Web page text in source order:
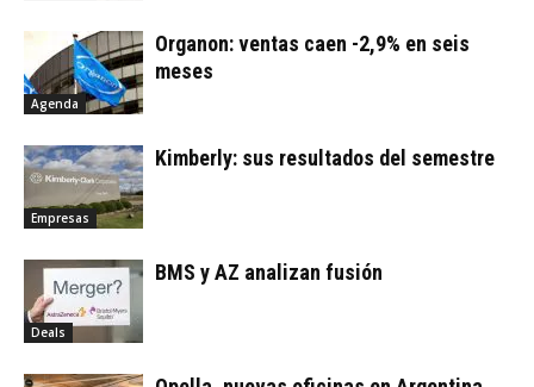
Agenda
Organon: ventas caen -2,9% en seis
meses
Empresas
Kimberly: sus resultados del semestre
Deals
BMS y AZ analizan fusión